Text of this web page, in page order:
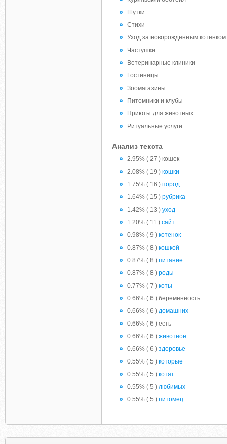
Шутки
Стихи
Уход за новорожденным котенком
Частушки
Ветеринарные клиники
Гостиницы
Зоомагазины
Питомники и клубы
Приюты для животных
Ритуальные услуги
Анализ текста
2.95% ( 27 ) кошек
2.08% ( 19 ) кошки
1.75% ( 16 ) пород
1.64% ( 15 ) рубрика
1.42% ( 13 ) уход
1.20% ( 11 ) сайт
0.98% ( 9 ) котенок
0.87% ( 8 ) кошкой
0.87% ( 8 ) питание
0.87% ( 8 ) роды
0.77% ( 7 ) коты
0.66% ( 6 ) беременность
0.66% ( 6 ) домашних
0.66% ( 6 ) есть
0.66% ( 6 ) животное
0.66% ( 6 ) здоровье
0.55% ( 5 ) которые
0.55% ( 5 ) котят
0.55% ( 5 ) любимых
0.55% ( 5 ) питомец